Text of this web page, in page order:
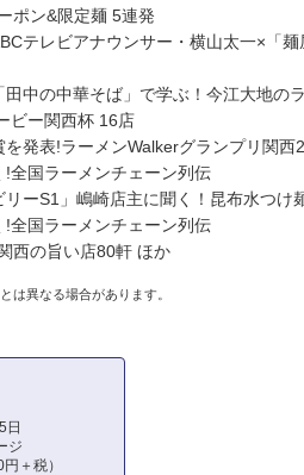
ポン&限定麺 5連発
テレビアナウンサー・横山太一×「
田中の中華そば」で学ぶ！今江大地の
ビー関西杯 16店
を発表!ラーメンWalkerグランプリ関西
!全国ラーメンチェーン列伝
リーS1」嶋崎店主に聞く！昆布水つけ
!全国ラーメンチェーン列伝
西の旨い店80軒 ほか
は異なる場合があります。
日
ジ
＋税）